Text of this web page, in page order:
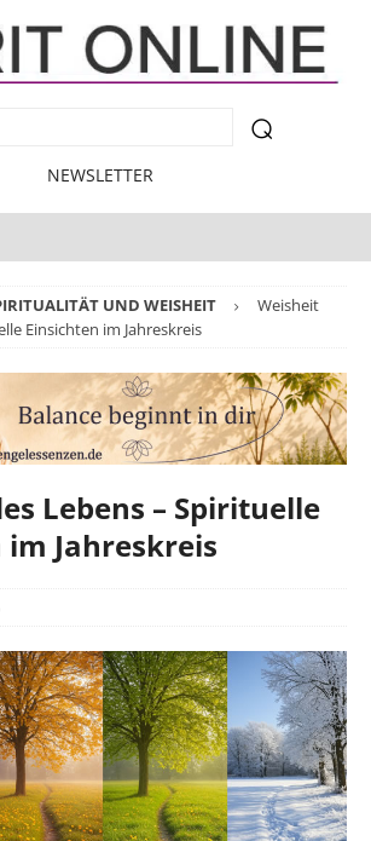
NEWSLETTER
UND WEISHEIT
Weisheit
Einsichten im Jahreskreis
Lebens – Spirituelle
im Jahreskreis